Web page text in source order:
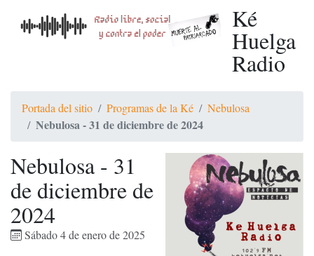
Ké
Huelga
Radio
Portada del sitio Programas de la Ké Nebulosa
Nebulosa - 31 de diciembre de 2024
Nebulosa - 31
de diciembre de
2024
Sábado 4 de enero de 2025